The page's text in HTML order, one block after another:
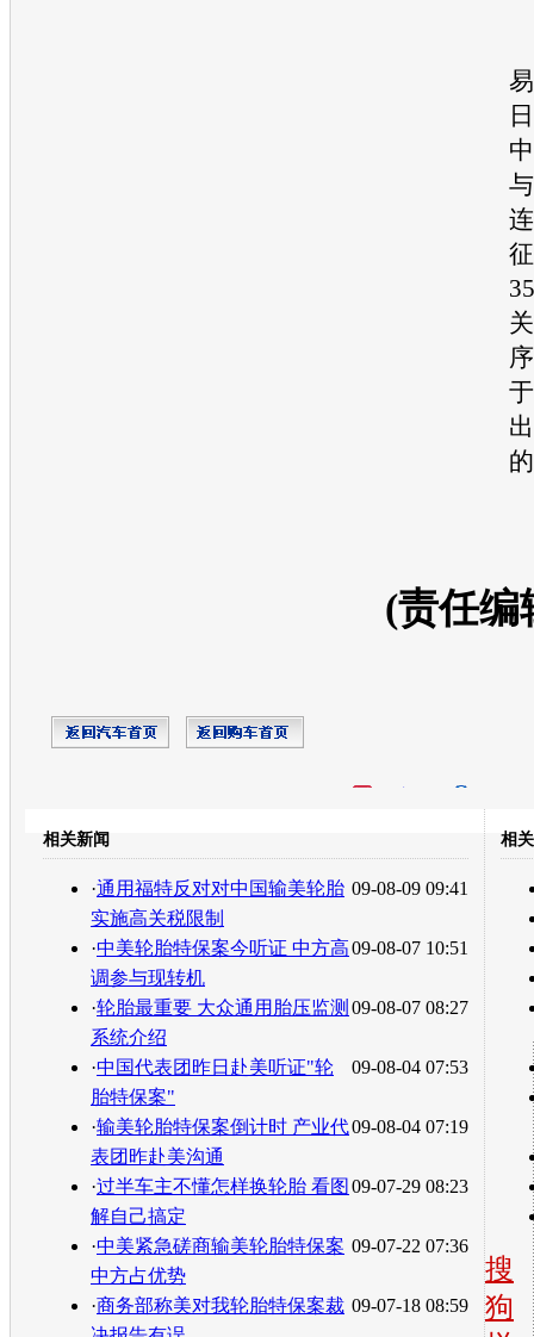
(责任编
转发至：
相关新闻
09-08-09 09:41
·通用福特反对对中国输美轮胎
实施高关税限制
09-08-07 10:51
·中美轮胎特保案今听证 中方高
调参与现转机
09-08-07 08:27
·轮胎最重要 大众通用胎压监测
系统介绍
09-08-04 07:53
·中国代表团昨日赴美听证"轮
胎特保案"
09-08-04 07:19
·输美轮胎特保案倒计时 产业代
表团昨赴美沟通
09-07-29 08:23
·过半车主不懂怎样换轮胎 看图
解自己搞定
09-07-22 07:36
·中美紧急磋商输美轮胎特保案
中方占优势
09-07-18 08:59
·商务部称美对我轮胎特保案裁
相
搜
狗